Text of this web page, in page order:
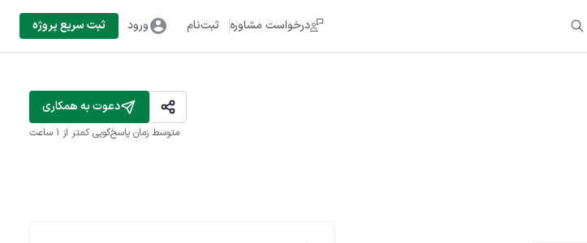
درخواست مشاوره ثبت‌نام ورود ثبت سریع پروژه
دعوت به همکاری
متوسط زمان پاسخ‌گویی کمتر از 1 ساعت